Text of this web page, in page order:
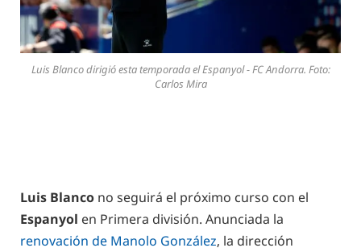
Luis Blanco dirigió esta temporada el Espanyol - FC Andorra. Foto:
Carlos Mira
Luis Blanco no seguirá el próximo curso con el
Espanyol en Primera división. Anunciada la
renovación de Manolo González, la dirección